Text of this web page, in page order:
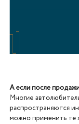
А если после
Многие
распространяются
можно применить те